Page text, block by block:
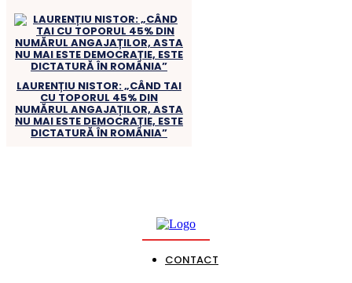
LAURENȚIU NISTOR: „CÂND TAI
CU TOPORUL 45% DIN
NUMĂRUL ANGAJAȚILOR, ASTA
NU MAI ESTE DEMOCRAȚIE, ESTE
DICTATURĂ ÎN ROMÂNIA”
CONTACT